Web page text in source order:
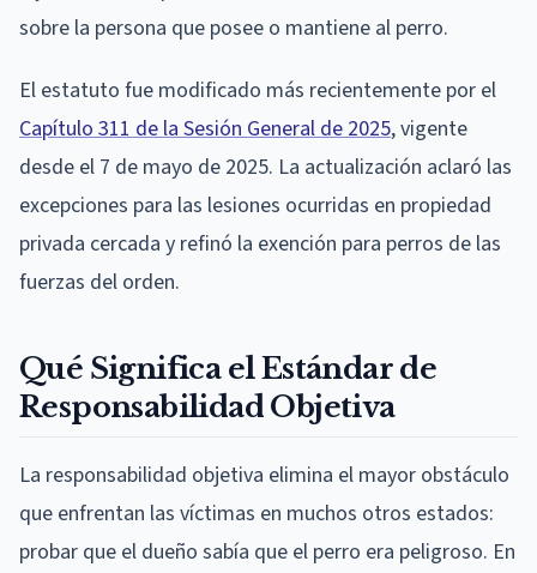
sobre la persona que posee o mantiene al perro.
El estatuto fue modificado más recientemente por el
Capítulo 311 de la Sesión General de 2025, vigente
desde el 7 de mayo de 2025. La actualización aclaró las
excepciones para las lesiones ocurridas en propiedad
privada cercada y refinó la exención para perros de las
fuerzas del orden.
Qué Significa el Estándar de
Responsabilidad Objetiva
La responsabilidad objetiva elimina el mayor obstáculo
que enfrentan las víctimas en muchos otros estados:
probar que el dueño sabía que el perro era peligroso. En